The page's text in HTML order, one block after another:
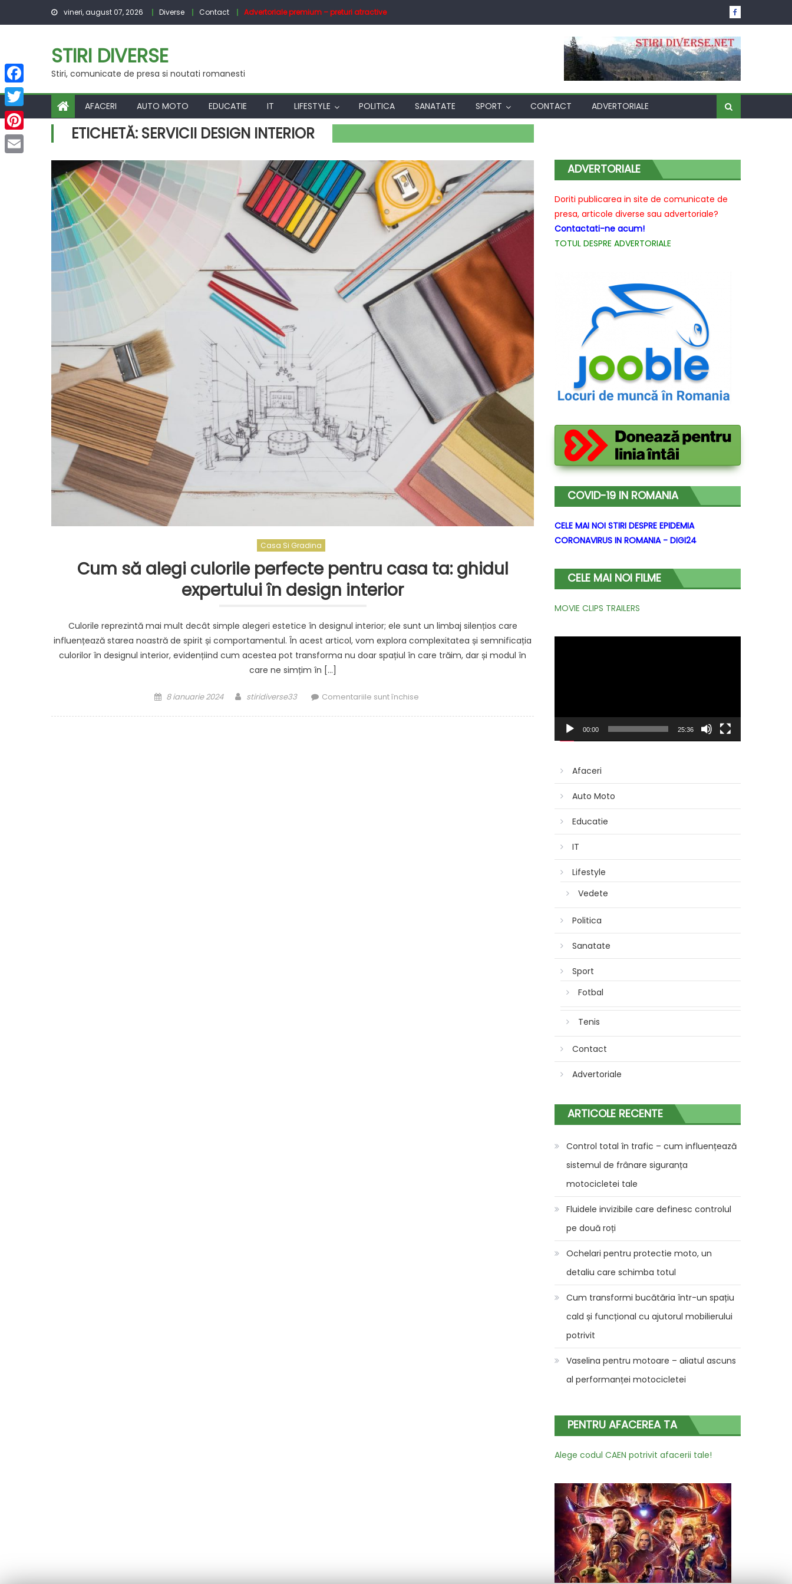
vineri, august 07, 2026 Diverse Contact Advertoriale premium – preturi atractive
STIRI DIVERSE
Stiri, comunicate de presa si noutati romanesti
AFACERI AUTO MOTO EDUCATIE IT LIFESTYLE POLITICA SANATATE SPORT CONTACT ADVERTORIALE
ETICHETĂ: SERVICII DESIGN INTERIOR
Casa Si Gradina
Cum să alegi culorile perfecte pentru casa ta: ghidul
expertului în design interior
Culorile reprezintă mai mult decât simple alegeri estetice în designul interior; ele sunt un limbaj silențios care
influențează starea noastră de spirit și comportamentul. În acest articol, vom explora complexitatea și semnificația
culorilor în designul interior, evidențiind cum acestea pot transforma nu doar spațiul în care trăim, dar și modul în
care ne simțim în […]
Posted
8 ianuarie 2024 Author
stiridiverse33 Comentariile sunt închise
ADVERTORIALE
Doriti publicarea in site de comunicate de
presa, articole diverse sau advertoriale?
Contactati-ne acum!
TOTUL DESPRE ADVERTORIALE
COVID-19 IN ROMANIA
CELE MAI NOI STIRI DESPRE EPIDEMIA
CORONAVIRUS IN ROMANIA - DIGI24
CELE MAI NOI FILME
MOVIE CLIPS TRAILERS
00:00 25:36
Afaceri
Auto Moto
Educatie
IT
Lifestyle
Vedete
Politica
Sanatate
Sport
Fotbal
Tenis
Contact
Advertoriale
ARTICOLE RECENTE
Control total în trafic – cum influențează
sistemul de frânare siguranța
motocicletei tale
Fluidele invizibile care definesc controlul
pe două roți
Ochelari pentru protectie moto, un
detaliu care schimba totul
Cum transformi bucătăria într-un spațiu
cald și funcțional cu ajutorul mobilierului
potrivit
Vaselina pentru motoare – aliatul ascuns
al performanței motocicletei
PENTRU AFACEREA TA
Alege codul CAEN potrivit afacerii tale!
Facebook
Twitter
Pinterest